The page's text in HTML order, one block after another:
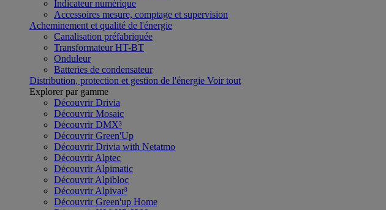
Indicateur numérique
Accessoires mesure, comptage et supervision
Acheminement et qualité de l'énergie
Canalisation préfabriquée
Transformateur HT-BT
Onduleur
Batteries de condensateur
Distribution, protection et gestion de l'énergie Voir tout
Explorer par gamme
Découvrir Drivia
Découvrir Mosaic
Découvrir DMX³
Découvrir Green'Up
Découvrir Drivia with Netatmo
Découvrir Alptec
Découvrir Alpimatic
Découvrir Alpibloc
Découvrir Alpivar³
Découvrir Green'up Home